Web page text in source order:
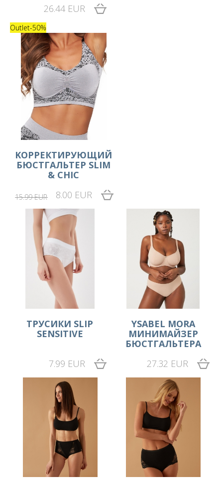
26.44 EUR
Outlet-50%
KОРРЕКТИРУЮЩИЙ
БЮСТГАЛЬТЕР SLIM
& CHIC
15.99 EUR 8.00 EUR
ТРУСИКИ SLIP
SENSITIVE
7.99 EUR
YSABEL MORA
МИНИМАЙЗЕР
БЮСТГАЛЬТЕРА
27.32 EUR